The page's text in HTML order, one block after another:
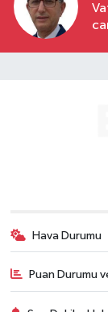
Hava Durumu
Puan Durumu